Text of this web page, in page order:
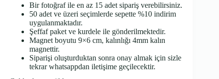
Bir fotoğraf ile en az 15 adet sipariş verebilirsiniz.
50 adet ve üzeri seçimlerde sepette %10 indirim
uygulanmaktadır.
Şeffaf paket ve kurdele ile gönderilmektedir.
Magnet boyutu 9×6 cm, kalınlığı 4mm kalın
magnettir.
Siparişi oluşturduktan sonra onay almak için sizle
tekrar whatsappdan iletişime geçilecektir.